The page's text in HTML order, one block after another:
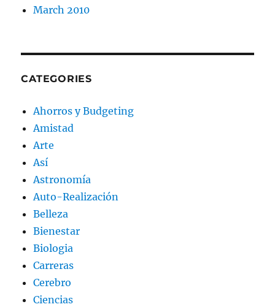
March 2010
CATEGORIES
Ahorros y Budgeting
Amistad
Arte
Así
Astronomía
Auto-Realización
Belleza
Bienestar
Biologia
Carreras
Cerebro
Ciencias